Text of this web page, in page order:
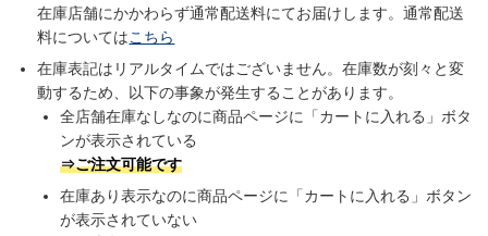
在庫店舗にかかわらず通常配送料にてお届けします。通常配送
料についてはこちら
在庫表記はリアルタイムではございません。在庫数が刻々と変
動するため、以下の事象が発生することがあります。
全店舗在庫なしなのに商品ページに「カートに入れる」ボタ
ンが表示されている
⇒ご注文可能です
在庫あり表示なのに商品ページに「カートに入れる」ボタン
が表示されていない